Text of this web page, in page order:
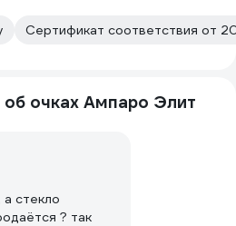
Сертификат соответствия от
очках Ампаро Элит
стекло
? так